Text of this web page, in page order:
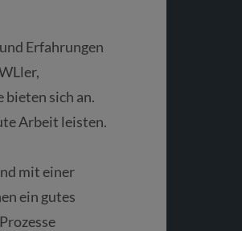
Erfahrungen
sich an.
Arbeit leisten.
mit einer
ein gutes